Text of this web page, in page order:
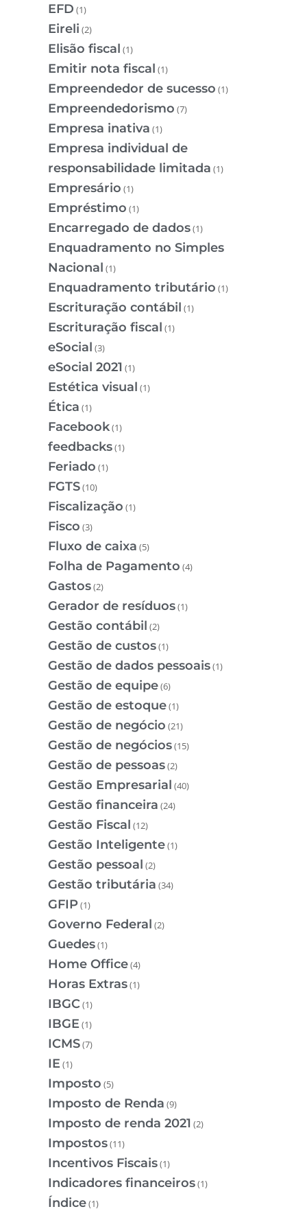
EFD (1)
Eireli (2)
Elisão fiscal (1)
Emitir nota fiscal (1)
Empreendedor de sucesso (1)
Empreendedorismo (7)
Empresa inativa (1)
Empresa individual de
responsabilidade limitada (1)
Empresário (1)
Empréstimo (1)
Encarregado de dados(1)
Enquadramento no Simples
Nacional (1)
Enquadramento tributário (1)
Escrituração contábil (1)
Escrituração fiscal (1)
eSocial (3)
eSocial 2021 (1)
Estética visual (1)
Ética (1)
Facebook(1)
feedbacks(1)
Feriado (1)
FGTS(10)
Fiscalização (1)
Fisco (3)
Fluxo de caixa (5)
Folha de Pagamento (4)
Gastos(2)
Gerador de resíduos(1)
Gestão contábil (2)
Gestão de custos(1)
Gestão de dados pessoais(1)
Gestão de equipe(6)
Gestão de estoque(1)
Gestão de negócio (21)
Gestão de negócios(15)
Gestão de pessoas(2)
Gestão Empresarial (40)
Gestão financeira (24)
Gestão Fiscal (12)
Gestão Inteligente(1)
Gestão pessoal (2)
Gestão tributária (34)
GFIP(1)
Governo Federal (2)
Guedes(1)
Home Office(4)
Horas Extras(1)
IBGC(1)
IBGE(1)
ICMS(7)
IE(1)
Imposto (5)
Imposto de Renda (9)
Imposto de renda 2021 (2)
Impostos(11)
Incentivos Fiscais(1)
Indicadores financeiros(1)
Índice(1)